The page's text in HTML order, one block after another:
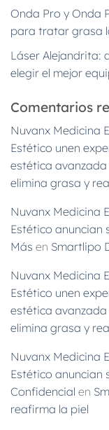
Onda Pro y Onda
para tratar grasa
Láser Alejandrita:
elegir el mejor
Comentarios
Nuvanx Medicina
Estético unen
estética avanzada
elimina grasa y
Nuvanx Medicina
Estético
Más en Smartlipo
Nuvanx Medicina
Estético unen
estética
elimina grasa y
Nuvanx Medicina
Estético anuncian
Confidencial en
reafirma la piel